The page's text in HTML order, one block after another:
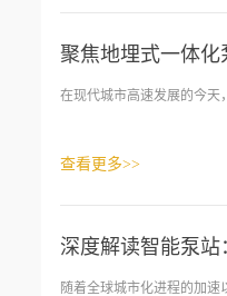
聚焦地埋式一体
在现代城市高速发展的今天
查看更多>>
深度解读智能泵
随着全球城市化进程的加